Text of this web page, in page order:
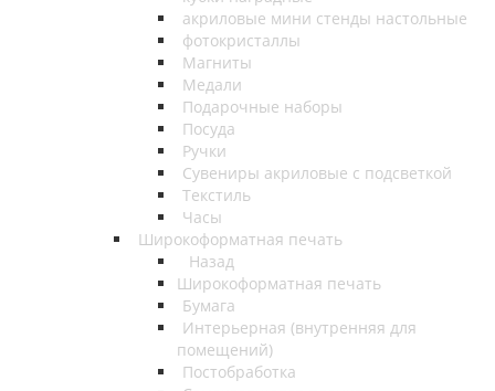
акриловые мини стенды настольные
фотокристаллы
Магниты
Медали
Подарочные наборы
Посуда
Ручки
Сувениры акриловые с подсветкой
Текстиль
Часы
Широкоформатная печать
Назад
Широкоформатная печать
Бумага
Интерьерная (внутренняя для
помещений)
Постобработка